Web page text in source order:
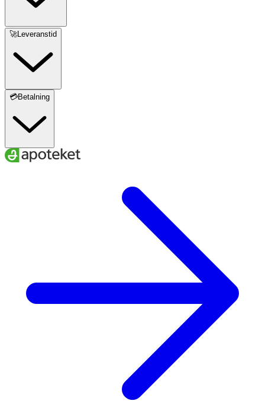
🚀Leveranstid
💳Betalning